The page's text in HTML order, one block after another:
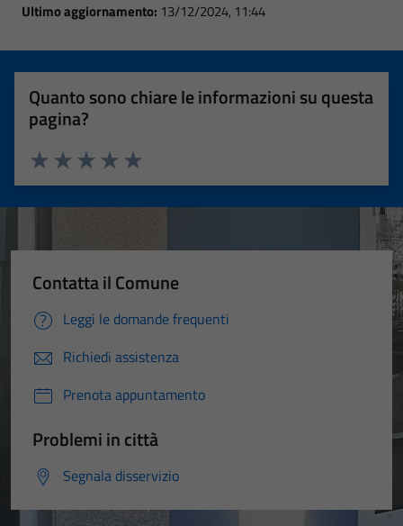
Ultimo aggiornamento: 13/12/2024, 11:44
Quanto sono chiare le informazioni su questa
pagina?
Valuta 5 stelle su 5
Valuta 4 stelle su 5
Valuta 3 stelle su 5
Valuta 2 stelle su 5
Valuta 1 stelle su 5
Contatta il Comune
Leggi le domande frequenti
Richiedi assistenza
Prenota appuntamento
Problemi in città
Segnala disservizio